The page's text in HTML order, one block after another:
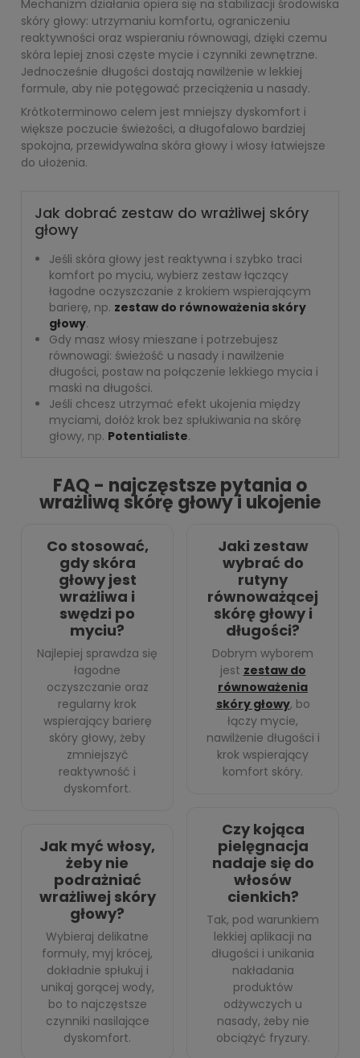
Mechanizm działania opiera się na stabilizacji środowiska
skóry głowy: utrzymaniu komfortu, ograniczeniu
reaktywności oraz wspieraniu równowagi, dzięki czemu
skóra lepiej znosi częste mycie i czynniki zewnętrzne.
Jednocześnie długości dostają nawilżenie w lekkiej
formule, aby nie potęgować przeciążenia u nasady.
Krótkoterminowo celem jest mniejszy dyskomfort i
większe poczucie świeżości, a długofalowo bardziej
spokojna, przewidywalna skóra głowy i włosy łatwiejsze
do ułożenia.
Jak dobrać zestaw do wrażliwej skóry
głowy
Jeśli skóra głowy jest reaktywna i szybko traci
komfort po myciu, wybierz zestaw łączący
łagodne oczyszczanie z krokiem wspierającym
barierę, np. zestaw do równoważenia skóry
głowy.
Gdy masz włosy mieszane i potrzebujesz
równowagi: świeżość u nasady i nawilżenie
długości, postaw na połączenie lekkiego mycia i
maski na długości.
Jeśli chcesz utrzymać efekt ukojenia między
myciami, dołóż krok bez spłukiwania na skórę
głowy, np. Potentialiste.
FAQ - najczęstsze pytania o
wrażliwą skórę głowy i ukojenie
Co stosować,
gdy skóra
głowy jest
wrażliwa i
swędzi po
myciu?
Najlepiej sprawdza się
łagodne
oczyszczanie oraz
regularny krok
wspierający barierę
skóry głowy, żeby
zmniejszyć
reaktywność i
dyskomfort.
Jak myć włosy,
żeby nie
podrażniać
wrażliwej skóry
głowy?
Wybieraj delikatne
formuły, myj krócej,
dokładnie spłukuj i
unikaj gorącej wody,
bo to najczęstsze
czynniki nasilające
dyskomfort.
Jaki zestaw
wybrać do
rutyny
równoważącej
skórę głowy i
długości?
Dobrym wyborem
jest zestaw do
równoważenia
skóry głowy, bo
łączy mycie,
nawilżenie długości i
krok wspierający
komfort skóry.
Czy kojąca
pielęgnacja
nadaje się do
włosów
cienkich?
Tak, pod warunkiem
lekkiej aplikacji na
długości i unikania
nakładania
produktów
odżywczych u
nasady, żeby nie
obciążyć fryzury.